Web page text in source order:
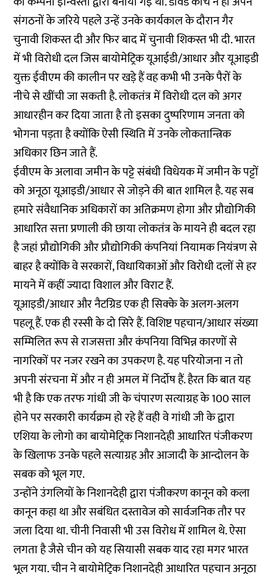
संगठनों के जरिये पहले उन्हें उनके कार्यकाल के दौरान गैर
चुनावी शिकस्त दी और फिर बाद में चुनावी शिकस्त भी दी. भारत
में भी विरोधी दल जिस बायोमेट्रिक यूआईडी/आधार और यूआइडी
युक्त ईवीएम की कालीन पर खड़े हैं वह कभी भी उनके पैरों के
नीचे से खींची जा सकती है. लोकतंत्र में विरोधी दल को अगर
आधारहीन कर दिया जाता है तो इसका दुष्परिणाम जनता को
भोगना पड़ता है क्योंकि ऐसी स्थिति में उनके लोकतान्त्रिक
अधिकार छि‍न जाते हैं.
ईवीएम के अलावा जमीन के पट्टे संबंधी विधेयक में जमीन के पट्टों
को अनूठा यूआइडी/आधार से जोड़ने की बात शामिल है. यह सब
हमारे संवैधानिक अधिकारों का अतिक्रमण होगा और प्रौद्योगिकी
आधारित सत्ता प्रणाली की छाया लोकतंत्र के मायने ही बदल रहा
है जहां प्रौद्योगिकी और प्रौद्योगिकी कंपनियां नियामक नियंत्रण से
बाहर है क्योंकि वे सरकारों, विधायिकाओं और विरोधी दलों से हर
मायने में कहीं ज्यादा विशाल और विराट हैं.
यूआइडी/आधार और नैटग्रिड एक ही सिक्के के अलग-अलग
पहलू हैं. एक ही रस्सी के दो सिरे हैं. विशिष्ट पहचान/आधार संख्या
सम्मिलित रूप से राजसत्ता और कंपनिया विभिन्न कारणों से
नागरिकों पर नजर रखने का उपकरण है. यह परियोजना न तो
अपनी संरचना में और न ही अमल में निर्दोष हैं. हैरत कि बात यह
भी है कि एक तरफ गांधी जी के चंपारण सत्याग्रह के 100 साल
होने पर सरकारी कार्यक्रम हो रहे हैं वही वे गांधी जी के द्वारा
एशिया के लोगो का बायोमेट्रिक निशानदेही आधारित पंजीकरण
के खिलाफ उनके पहले सत्याग्रह और आजादी के आन्दोलन के
सबक को भूल गए.
उन्होंने उंगलियों के निशानदेही द्वारा पंजीकरण कानून को कला
कानून कहा था और सबंधित दस्तावेज को सार्वजनिक तौर पर
जला दिया था. चीनी निवासी भी उस विरोध में शामिल थे. ऐसा
लगता है जैसे चीन को यह सियासी सबक याद रहा मगर भारत
भूल गया. चीन ने बायोमेट्रिक निशानदेही आधारित पहचान अनूठा